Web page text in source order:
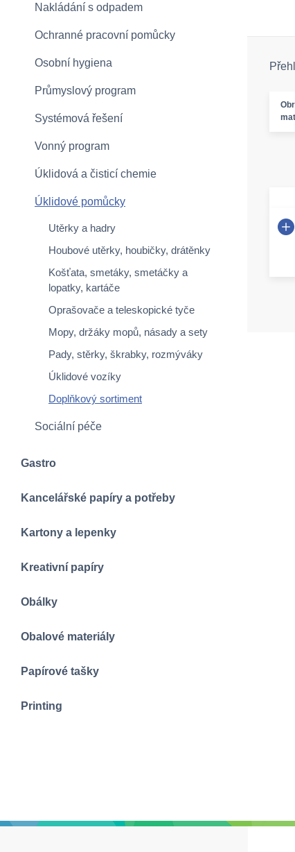
Nakládání s odpadem
Ochranné pracovní pomůcky
Osobní hygiena
Průmyslový program
Systémová řešení
Vonný program
Úklidová a čisticí chemie
Úklidové pomůcky
Utěrky a hadry
Houbové utěrky, houbičky, drátěnky
Košťata, smetáky, smetáčky a
lopatky, kartáče
Oprašovače a teleskopické tyče
Mopy, držáky mopů, násady a sety
Pady, stěrky, škrabky, rozmýváky
Úklidové vozíky
Doplňkový sortiment
Sociální péče
Gastro
Kancelářské papíry a potřeby
Kartony a lepenky
Kreativní papíry
Obálky
Obalové materiály
Papírové tašky
Printing